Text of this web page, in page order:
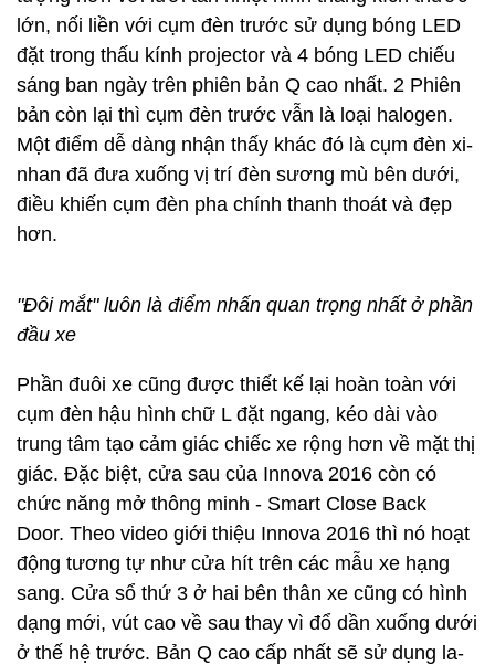
lớn, nối liền với cụm đèn trước sử dụng bóng LED
đặt trong thấu kính projector và 4 bóng LED chiếu
sáng ban ngày trên phiên bản Q cao nhất. 2 Phiên
bản còn lại thì cụm đèn trước vẫn là loại halogen.
Một điểm dễ dàng nhận thấy khác đó là cụm đèn xi-
nhan đã đưa xuống vị trí đèn sương mù bên dưới,
điều khiến cụm đèn pha chính thanh thoát và đẹp
hơn.
"Đôi mắt" luôn là điểm nhấn quan trọng nhất ở phần
đầu xe
Phần đuôi xe cũng được thiết kế lại hoàn toàn với
cụm đèn hậu hình chữ L đặt ngang, kéo dài vào
trung tâm tạo cảm giác chiếc xe rộng hơn về mặt thị
giác. Đặc biệt, cửa sau của Innova 2016 còn có
chức năng mở thông minh - Smart Close Back
Door. Theo video giới thiệu Innova 2016 thì nó hoạt
động tương tự như cửa hít trên các mẫu xe hạng
sang. Cửa sổ thứ 3 ở hai bên thân xe cũng có hình
dạng mới, vút cao về sau thay vì đổ dần xuống dưới
ở thế hệ trước. Bản Q cao cấp nhất sẽ sử dụng la-